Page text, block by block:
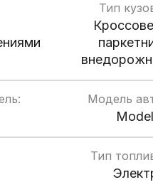
Тип
Модель
Тип